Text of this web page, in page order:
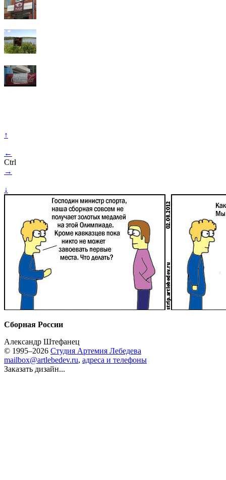
↑
←
Ctrl
→
↓
Сборная России
Александр Штефанец
© 1995–2026 Студия Артемия Лебедева
mailbox@artlebedev.ru, адреса и телефоны
Заказать дизайн...